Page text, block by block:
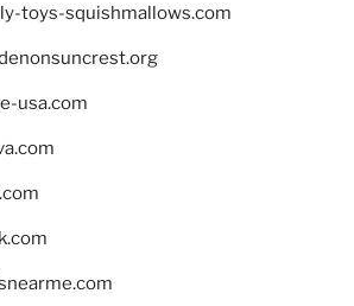
toys-squishmallows.com
usa.com